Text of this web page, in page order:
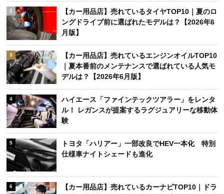
1
レクサス新型「ES」発売！「未来感あってかっこ
いい」「価格が高すぎる」SNSで賛否の声
2
【カー用品店】売れているタイヤTOP10｜夏のロ
ングドライブ前に選ばれたモデルは？【2026年6
月版】
3
【カー用品店】売れているエンジンオイルTOP10
｜夏本番前のメンテナンスで選ばれている人気モ
デルは？【2026年6月版】
4
ハイエース「ファインテックツアラー」をレンタ
ル！ レガンスが提案するラグジュアリーな移動体
験
5
トヨタ「ハリアー」一部改良でHEV一本化 特別